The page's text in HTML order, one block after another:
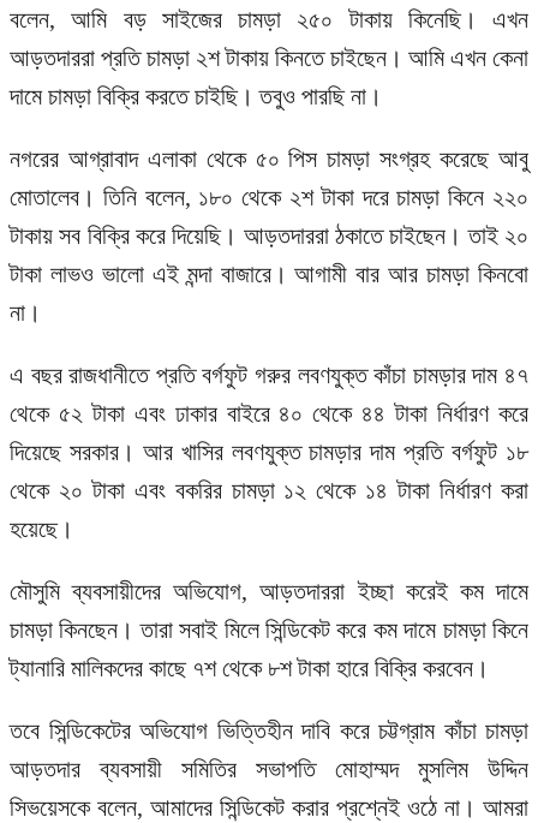
বলেন, আমি বড় সাইজের চামড়া ২৫০ টাকায় কিনেছি। এখন
আড়তদাররা প্রতি চামড়া ২শ টাকায় কিনতে চাইছেন। আমি এখন কেনা
দামে চামড়া বিক্রি করতে চাইছি। তবুও পারছি না।
নগরের আগ্রাবাদ এলাকা থেকে ৫০ পিস চামড়া সংগ্রহ করেছে আবু
মোতালেব। তিনি বলেন, ১৮০ থেকে ২শ টাকা দরে চামড়া কিনে ২২০
টাকায় সব বিক্রি করে দিয়েছি। আড়তদাররা ঠকাতে চাইছেন। তাই ২০
টাকা লাভও ভালো এই মন্দা বাজারে। আগামী বার আর চামড়া কিনবো
না।
এ বছর রাজধানীতে প্রতি বর্গফুট গরুর লবণযুক্ত কাঁচা চামড়ার দাম ৪৭
থেকে ৫২ টাকা এবং ঢাকার বাইরে ৪০ থেকে ৪৪ টাকা নির্ধারণ করে
দিয়েছে সরকার। আর খাসির লবণযুক্ত চামড়ার দাম প্রতি বর্গফুট ১৮
থেকে ২০ টাকা এবং বকরির চামড়া ১২ থেকে ১৪ টাকা নির্ধারণ করা
হয়েছে।
মৌসুমি ব্যবসায়ীদের অভিযোগ, আড়তদাররা ইচ্ছা করেই কম দামে
চামড়া কিনছেন। তারা সবাই মিলে সিন্ডিকেট করে কম দামে চামড়া কিনে
ট্যানারি মালিকদের কাছে ৭শ থেকে ৮শ টাকা হারে বিক্রি করবেন।
তবে সিন্ডিকেটের অভিযোগ ভিত্তিহীন দাবি করে চট্টগ্রাম কাঁচা চামড়া
আড়তদার ব্যবসায়ী সমিতির সভাপতি মোহাম্মদ মুসলিম উদ্দিন
সিভয়েসকে বলেন, আমাদের সিন্ডিকেট করার প্রশ্নেই ওঠে না। আমরা